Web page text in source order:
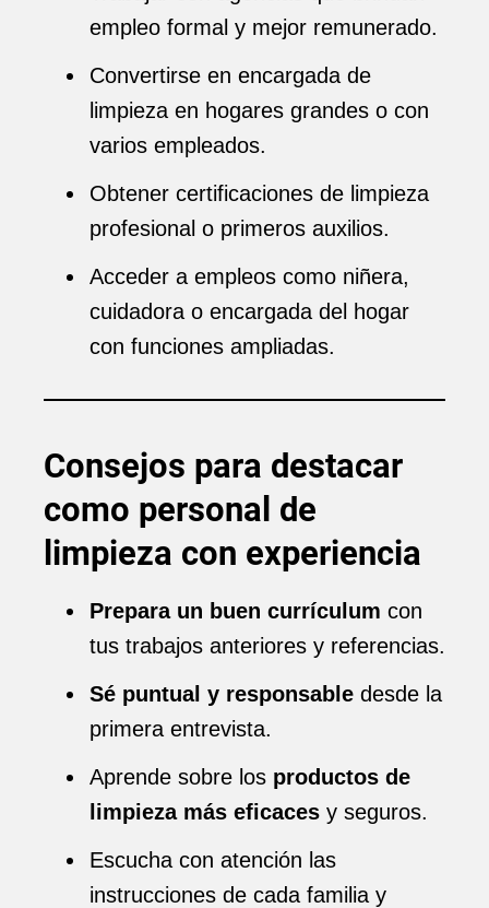
empleo formal y mejor remunerado.
Convertirse en encargada de
limpieza en hogares grandes o con
varios empleados.
Obtener certificaciones de limpieza
profesional o primeros auxilios.
Acceder a empleos como niñera,
cuidadora o encargada del hogar
con funciones ampliadas.
Consejos para destacar
como personal de
limpieza con experiencia
Prepara un buen currículum con
tus trabajos anteriores y referencias.
Sé puntual y responsable desde la
primera entrevista.
Aprende sobre los productos de
limpieza más eficaces y seguros.
Escucha con atención las
instrucciones de cada familia y